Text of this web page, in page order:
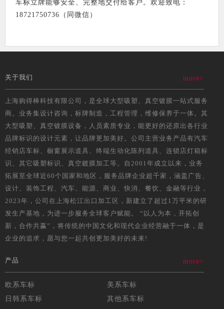
车标立牌能够安全、完整地交付给客户。欢迎致电：
18721750736（同微信）
关于我们 more>
上海购得棒科技有限公司，是全球大型吸塑、真空镀膜一站式服务
商。业务集设计咨询，标牌制造，工程管理，维修保养于一体。其
大型吸塑、真空镀膜设备，人员素质专业，能更好的还原出各行业
品牌标识的设计元素，让品牌更加美好。公司主营业务产品有汽车
经销店车标、橱窗展示道具、终端生动化陈列道具、连锁店灯箱标
识、其它吸塑标识、真空鍍膜加工等。自2001年成立以来，业务
拓展至全球近60个国家和地区，服务品牌企业超千家，涵盖广告、
设计、装饰工程、汽车、能源、商业、快消、餐饮、金融等行业，
2023年，公司在上海松江出口加工区，新建立了超过1万平米的研
发生产基地，为进一步服务全球客户赋能。 “以人为本，开拓创
新，合作共赢”，将传统的中国文化和现代企业经营融于一体，是
企业的追求，愿与您一起共创更加美好的未来!
产品 more>
欧系车标
美系车标
日韩系车标
其他系车标